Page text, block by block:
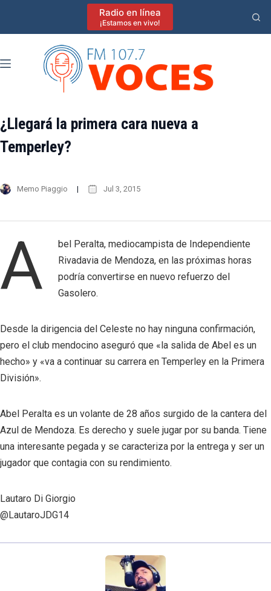
Radio en línea
¡Estamos en vivo!
¿Llegará la primera cara nueva a
Temperley?
Memo Piaggio Jul 3, 2015
A
bel Peralta, mediocampista de Independiente
Rivadavia de Mendoza, en las próximas horas
podría convertirse en nuevo refuerzo del
Gasolero.
Desde la dirigencia del Celeste no hay ninguna confirmación,
pero el club mendocino aseguró que «la salida de Abel es un
hecho» y «va a continuar su carrera en Temperley en la Primera
División».
Abel Peralta es un volante de 28 años surgido de la cantera del
Azul de Mendoza. Es derecho y suele jugar por su banda. Tiene
una interesante pegada y se caracteriza por la entrega y ser un
jugador que contagia con su rendimiento.
Lautaro Di Giorgio
@LautaroJDG14